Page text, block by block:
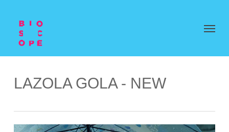
LAZOLA GOLA - NEW